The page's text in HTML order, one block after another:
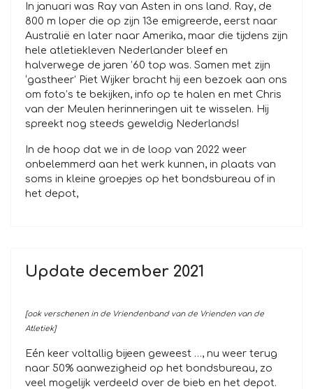
In januari was Ray van Asten in ons land. Ray, de
800 m loper die op zijn 13e emigreerde, eerst naar
Australië en later naar Amerika, maar die tijdens zijn
hele atletiekleven Nederlander bleef en
halverwege de jaren ’60 top was. Samen met zijn
‘gastheer’ Piet Wijker bracht hij een bezoek aan ons
om foto’s te bekijken, info op te halen en met Chris
van der Meulen herinneringen uit te wisselen. Hij
spreekt nog steeds geweldig Nederlands!
In de hoop dat we in de loop van 2022 weer
onbelemmerd aan het werk kunnen, in plaats van
soms in kleine groepjes op het bondsbureau of in
het depot,
Update december 2021
[ook verschenen in de Vriendenband van de Vrienden van de
Atletiek]
Eén keer voltallig bijeen geweest …, nu weer terug
naar 50% aanwezigheid op het bondsbureau, zo
veel mogelijk verdeeld over de bieb en het depot.